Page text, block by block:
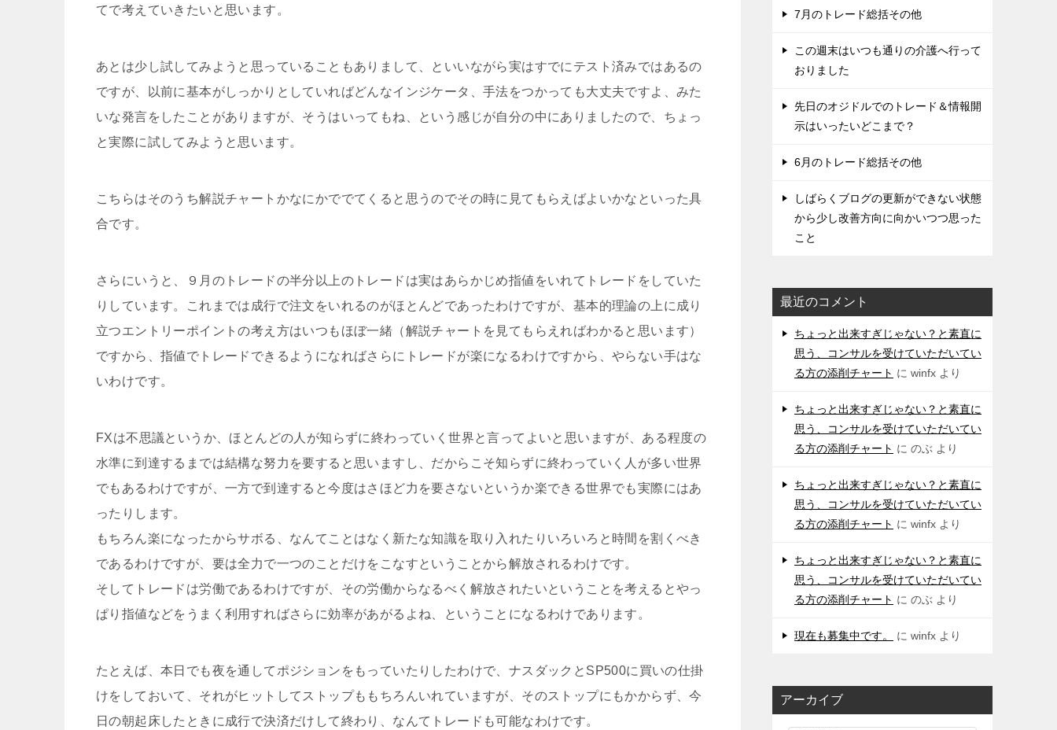
てで考えていきたいと思います。
あとは少し試してみようと思っていることもありまして、といいながら実はすでにテスト済みではあるの
ですが、以前に基本がしっかりとしていればどんなインジケータ、手法をつかっても大丈夫ですよ、みた
いな発言をしたことがありますが、そうはいってもね、という感じが自分の中にありましたので、ちょっ
と実際に試してみようと思います。
こちらはそのうち解説チャートかなにかででてくると思うのでその時に見てもらえばよいかなといった具
合です。
さらにいうと、９月のトレードの半分以上のトレードは実はあらかじめ指値をいれてトレードをしていた
りしています。これまでは成行で注文をいれるのがほとんどであったわけですが、基本的理論の上に成り
立つエントリーポイントの考え方はいつもほぼ一緒（解説チャートを見てもらえればわかると思います）
ですから、指値でトレードできるようになればさらにトレードが楽になるわけですから、やらない手はな
いわけです。
FXは不思議というか、ほとんどの人が知らずに終わっていく世界と言ってよいと思いますが、ある程度の
水準に到達するまでは結構な努力を要すると思いますし、だからこそ知らずに終わっていく人が多い世界
でもあるわけですが、一方で到達すると今度はさほど力を要さないというか楽できる世界でも実際にはあ
ったりします。
もちろん楽になったからサボる、なんてことはなく新たな知識を取り入れたりいろいろと時間を割くべき
であるわけですが、要は全力で一つのことだけをこなすということから解放されるわけです。
そしてトレードは労働であるわけですが、その労働からなるべく解放されたいということを考えるとやっ
ぱり指値などをうまく利用すればさらに効率があがるよね、ということになるわけであります。
たとえば、本日でも夜を通してポジションをもっていたりしたわけで、ナスダックとSP500に買いの仕掛
けをしておいて、それがヒットしてストップももちろんいれていますが、そのストップにもかからず、今
日の朝起床したときに成行で決済だけして終わり、なんてトレードも可能なわけです。
7月のトレード総括その他
この週末はいつも通りの介護へ行って
おりました
先日のオジドルでのトレード＆情報開
示はいったいどこまで？
6月のトレード総括その他
しばらくブログの更新ができない状態
から少し改善方向に向かいつつ思った
こと
最近のコメント
ちょっと出来すぎじゃない？と素直に
思う、コンサルを受けていただいてい
る方の添削チャート に winfx より
ちょっと出来すぎじゃない？と素直に
思う、コンサルを受けていただいてい
る方の添削チャート に のぶ より
ちょっと出来すぎじゃない？と素直に
思う、コンサルを受けていただいてい
る方の添削チャート に winfx より
ちょっと出来すぎじゃない？と素直に
思う、コンサルを受けていただいてい
る方の添削チャート に のぶ より
現在も募集中です。 に winfx より
アーカイブ